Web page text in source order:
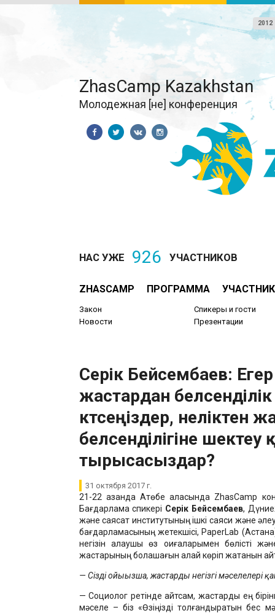
2012
ZhasCamp Kazakhstan
Молодежная [не] конференция
НАС УЖЕ 926 УЧАСТНИКОВ
ZHASCAMP ПРОГРАММА
Закон
Новости
Спикеры и гости
Презентации
Серік Бейсембаев: Егер
жастардан белсенділік
күтсеңіздер, неліктен
белсенділігіне шектеу
тырысасыздар?
31 октября 2017 г.
21-22 қазанда Ақтөбе қаласында ZhasCamp
Бағдарлама спикері Серік Бейсембаев,
және саясат институтының ішкі саяси және
бағдарламасының жетекшісі, PaperLab
негізін қалаушы өз оқиғаларымен бөлісті және
жастарының болашағын қалай көріп жатқанын
— Сіздің ойыңызша, жастардың негізгі мәселелері
— Социолог ретінде айтсам, жастарды ең
мәселе – біз «Өзіңізді толғандыратын бес